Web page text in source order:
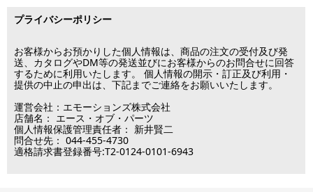
固定タイプ 超大型(およそ65インチ以上)
片面（通常） 小型(およそ12-26インチ)
片面（通常） 中型(およそ26-42インチ)
片面（通常） 大型(およそ37-65インチ)
片面（通常） 超大型(およそ55インチ以上)
※メーカー発注品は除きます。
この日は出荷業務を行いませんので予めご了承下さい。
■営業日
営業時間：09:30～17:30
（電話対応休止時間：12:00～13:00）
土日祝日は出荷業務のみ行います。
土日祝日は電話・メールのお問い合わせ返信は
プライバシーポリシー
お客様からお預かりした個人情報は、商品の注文の受付及び発
送、カタログやDM等の発送並びにお客様からのお問合せに回答
するために利用いたします。 個人情報の開示・訂正及び利用・
提供の中止の申出は、下記までご連絡をお願いいたします。
運営会社：エモーションズ株式会社
店舗名： エース・オブ・パーツ
個人情報保護管理責任者： 新井賢二
問合せ先： 044-455-4730
適格請求書登録番号:T2-0124-0101-6943